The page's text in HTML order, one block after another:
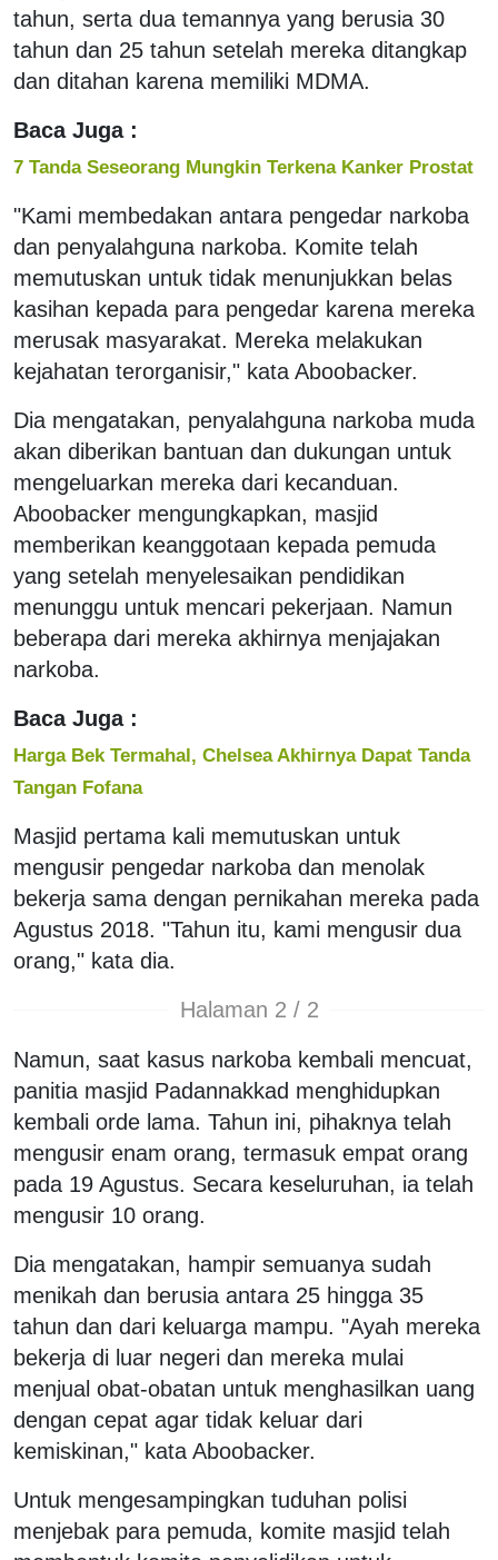
tahun, serta dua temannya yang berusia 30
tahun dan 25 tahun setelah mereka ditangkap
dan ditahan karena memiliki MDMA.
Baca Juga :
7 Tanda Seseorang Mungkin Terkena Kanker Prostat
"Kami membedakan antara pengedar narkoba
dan penyalahguna narkoba. Komite telah
memutuskan untuk tidak menunjukkan belas
kasihan kepada para pengedar karena mereka
merusak masyarakat. Mereka melakukan
kejahatan terorganisir," kata Aboobacker.
Dia mengatakan, penyalahguna narkoba muda
akan diberikan bantuan dan dukungan untuk
mengeluarkan mereka dari kecanduan.
Aboobacker mengungkapkan, masjid
memberikan keanggotaan kepada pemuda
yang setelah menyelesaikan pendidikan
menunggu untuk mencari pekerjaan. Namun
beberapa dari mereka akhirnya menjajakan
narkoba.
Baca Juga :
Harga Bek Termahal, Chelsea Akhirnya Dapat Tanda
Tangan Fofana
Masjid pertama kali memutuskan untuk
mengusir pengedar narkoba dan menolak
bekerja sama dengan pernikahan mereka pada
Agustus 2018. "Tahun itu, kami mengusir dua
orang," kata dia.
Halaman 2 / 2
Namun, saat kasus narkoba kembali mencuat,
panitia masjid Padannakkad menghidupkan
kembali orde lama. Tahun ini, pihaknya telah
mengusir enam orang, termasuk empat orang
pada 19 Agustus. Secara keseluruhan, ia telah
mengusir 10 orang.
Dia mengatakan, hampir semuanya sudah
menikah dan berusia antara 25 hingga 35
tahun dan dari keluarga mampu. "Ayah mereka
bekerja di luar negeri dan mereka mulai
menjual obat-obatan untuk menghasilkan uang
dengan cepat agar tidak keluar dari
kemiskinan," kata Aboobacker.
Untuk mengesampingkan tuduhan polisi
menjebak para pemuda, komite masjid telah